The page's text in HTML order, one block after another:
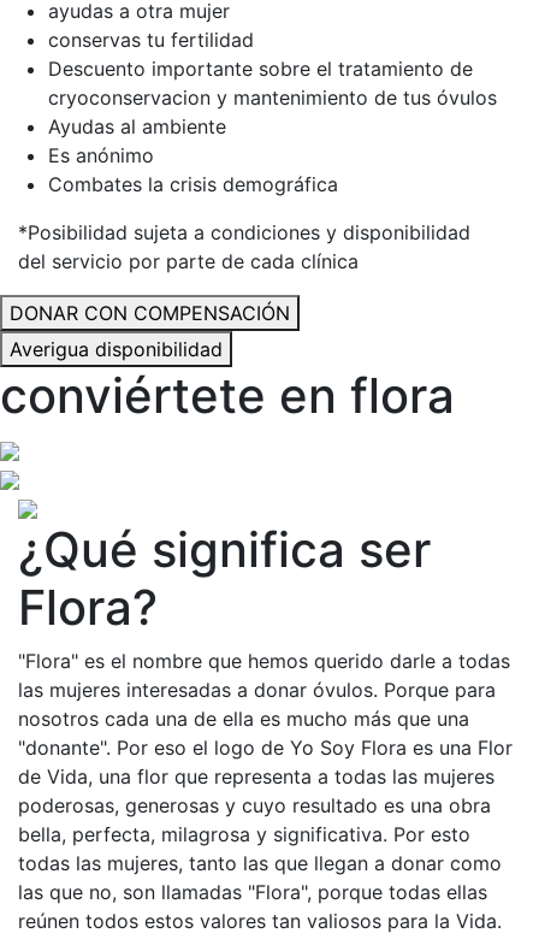
ayudas a otra mujer
conservas tu fertilidad
Descuento importante sobre el tratamiento de
cryoconservacion y mantenimiento de tus óvulos
Ayudas al ambiente
Es anónimo
Combates la crisis demográfica
*Posibilidad sujeta a condiciones y disponibilidad
del servicio por parte de cada clínica
DONAR CON COMPENSACIÓN
Averigua disponibilidad
conviértete en flora
¿Qué significa ser
Flora?
"Flora" es el nombre que hemos querido darle a todas
las mujeres interesadas a donar óvulos. Porque para
nosotros cada una de ella es mucho más que una
"donante". Por eso el logo de Yo Soy Flora es una Flor
de Vida, una flor que representa a todas las mujeres
poderosas, generosas y cuyo resultado es una obra
bella, perfecta, milagrosa y significativa. Por esto
todas las mujeres, tanto las que llegan a donar como
las que no, son llamadas "Flora", porque todas ellas
reúnen todos estos valores tan valiosos para la Vida.